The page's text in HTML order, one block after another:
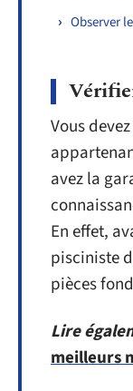
Observer
Vous devez
avez la
En effet,
pisciniste
pièces
Lire
meilleurs